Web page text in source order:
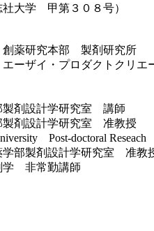
学 甲第３０８号）
研究本部 製剤研究所
イ・プロダクトクリエ
剤設計学研究室 講師
剤設計学研究室 准教授
Post-doctoral Reseach
製剤設計学研究室 准教
非常勤講師